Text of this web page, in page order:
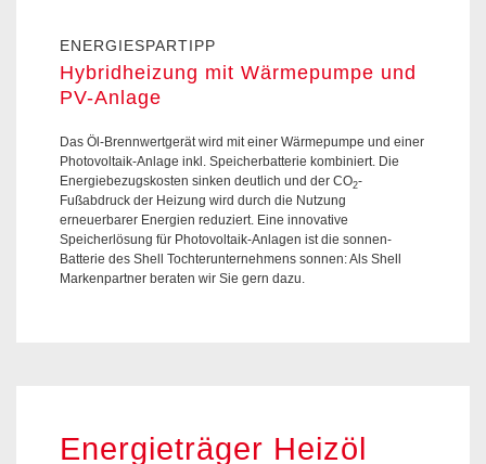
ENERGIESPARTIPP
Hybridheizung mit Wärmepumpe und
PV-Anlage
Das Öl-Brennwertgerät wird mit einer Wärmepumpe und einer
Photovoltaik-Anlage inkl. Speicherbatterie kombiniert. Die
Energiebezugskosten sinken deutlich und der CO2-
Fußabdruck der Heizung wird durch die Nutzung
erneuerbarer Energien reduziert. Eine innovative
Speicherlösung für Photovoltaik-Anlagen ist die sonnen-
Batterie des Shell Tochterunternehmens sonnen: Als Shell
Markenpartner beraten wir Sie gern dazu.
Energieträger Heizöl